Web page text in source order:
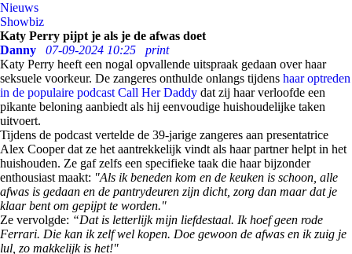
Nieuws
Showbiz
Katy Perry pijpt je als je de afwas doet
Danny
07-09-2024 10:25
print
Katy Perry heeft een nogal opvallende uitspraak gedaan over haar
seksuele voorkeur. De zangeres onthulde onlangs tijdens haar optreden
in de populaire podcast Call Her Daddy dat zij haar verloofde een
pikante beloning aanbiedt als hij eenvoudige huishoudelijke taken
uitvoert.
Tijdens de podcast vertelde de 39-jarige zangeres aan presentatrice
Alex Cooper dat ze het aantrekkelijk vindt als haar partner helpt in het
huishouden. Ze gaf zelfs een specifieke taak die haar bijzonder
enthousiast maakt: "Als ik beneden kom en de keuken is schoon, alle
afwas is gedaan en de pantrydeuren zijn dicht, zorg dan maar dat je
klaar bent om gepijpt te worden."
Ze vervolgde: “Dat is letterlijk mijn liefdestaal. Ik hoef geen rode
Ferrari. Die kan ik zelf wel kopen. Doe gewoon de afwas en ik zuig je
lul, zo makkelijk is het!"